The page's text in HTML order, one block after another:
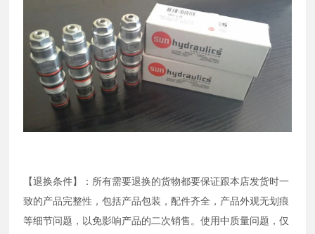
【退换条件】：所有需要退换的货物都要保证跟本店发货时一
致的产品完整性，包括产品包装，配件齐全，产品外观无划痕
等细节问题，以免影响产品的二次销售。使用中质量问题，仅